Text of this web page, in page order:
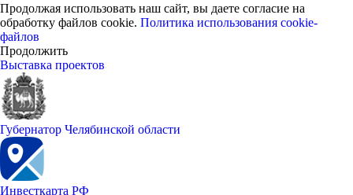
Продолжая использовать наш сайт, вы даете согласие на
обработку файлов cookie. Политика использования cookie-
файлов
Продолжить
Выставка проектов
Губернатор Челябинской области
Инвесткарта РФ